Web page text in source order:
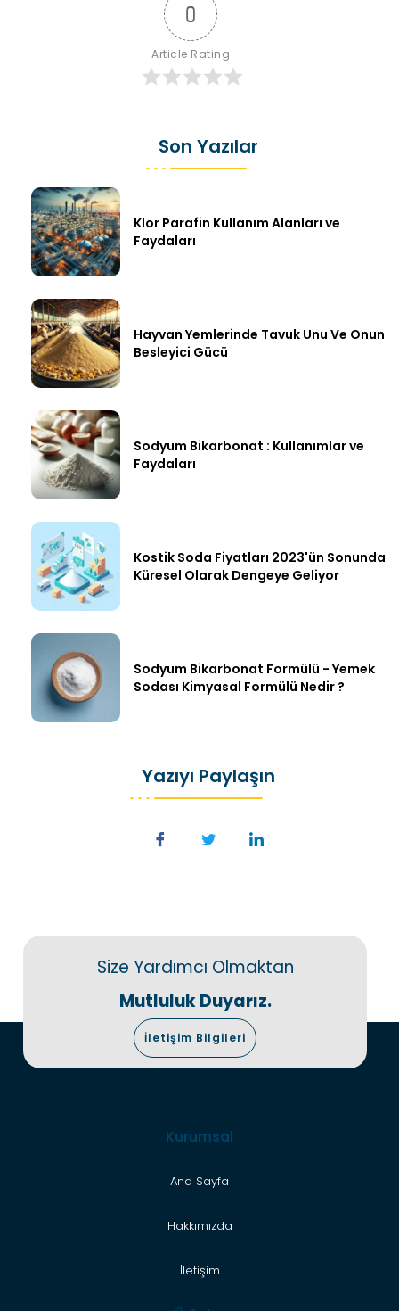
0
Article Rating
Son Yazılar
Klor Parafin Kullanım Alanları ve
Faydaları
Hayvan Yemlerinde Tavuk Unu Ve Onun
Besleyici Gücü
Sodyum Bikarbonat : Kullanımlar ve
Faydaları
Kostik Soda Fiyatları 2023'ün Sonunda
Küresel Olarak Dengeye Geliyor
Sodyum Bikarbonat Formülü - Yemek
Sodası Kimyasal Formülü Nedir ?
Yazıyı Paylaşın
Size Yardımcı Olmaktan
Mutluluk Duyarız.
İletişim Bilgileri
Kurumsal
Ana Sayfa
Hakkımızda
İletişim